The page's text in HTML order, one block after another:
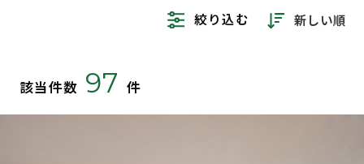
絞り込む 新しい順
該当件数 97 件